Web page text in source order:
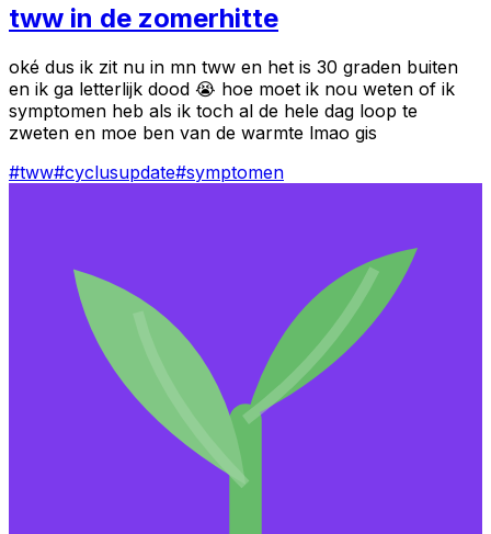
tww in de zomerhitte
oké dus ik zit nu in mn tww en het is 30 graden buiten
en ik ga letterlijk dood 😭 hoe moet ik nou weten of ik
symptomen heb als ik toch al de hele dag loop te
zweten en moe ben van de warmte lmao gis
#tww#cyclusupdate#symptomen